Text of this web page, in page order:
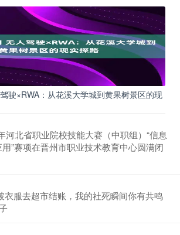
驶×RWA：从花溪大学城到黄果树景区的现
河北省职业院校技能大赛（中职组）“信息
”赛项在晋州市职业技术教育中心圆满闭
衣服去超市结账，我的社死瞬间你有共鸣